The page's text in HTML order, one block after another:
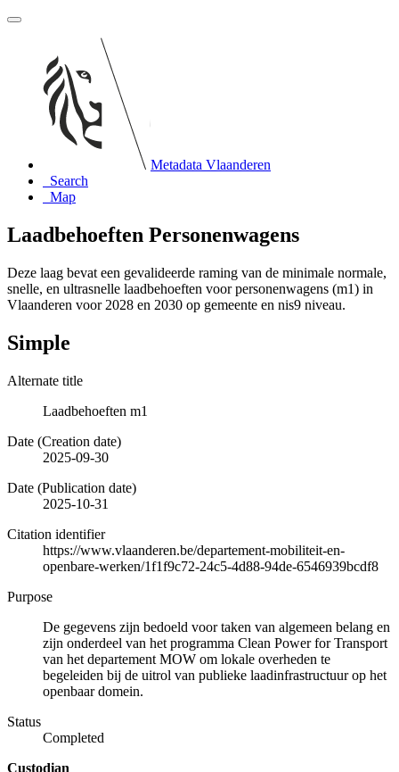
Metadata Vlaanderen
Search
Map
Laadbehoeften Personenwagens
Deze laag bevat een gevalideerde raming van de minimale normale,
snelle, en ultrasnelle laadbehoeften voor personenwagens (m1) in
Vlaanderen voor 2028 en 2030 op gemeente en nis9 niveau.
Simple
Alternate title
Laadbehoeften m1
Date (Creation date)
2025-09-30
Date (Publication date)
2025-10-31
Citation identifier
https://www.vlaanderen.be/departement-mobiliteit-en-
openbare-werken/1f1f9c72-24c5-4d88-94de-6546939bcdf8
Purpose
De gegevens zijn bedoeld voor taken van algemeen belang en
zijn onderdeel van het programma Clean Power for Transport
van het departement MOW om lokale overheden te
begeleiden bij de uitrol van publieke laadinfrastructuur op het
openbaar domein.
Status
Completed
Custodian